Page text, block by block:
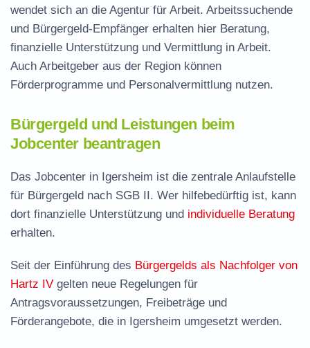
wendet sich an die Agentur für Arbeit. Arbeitssuchende
und Bürgergeld-Empfänger erhalten hier Beratung,
finanzielle Unterstützung und Vermittlung in Arbeit.
Auch Arbeitgeber aus der Region können
Förderprogramme und Personalvermittlung nutzen.
Bürgergeld und Leistungen beim
Jobcenter beantragen
Das Jobcenter in Igersheim ist die zentrale Anlaufstelle
für Bürgergeld nach SGB II. Wer hilfebedürftig ist, kann
dort finanzielle Unterstützung und individuelle Beratung
erhalten.
Seit der Einführung des Bürgergelds als Nachfolger von
Hartz IV gelten neue Regelungen für
Antragsvoraussetzungen, Freibeträge und
Förderangebote, die in Igersheim umgesetzt werden.